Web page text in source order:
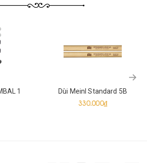
1 Dùi Meinl Standard 5B
330.000₫